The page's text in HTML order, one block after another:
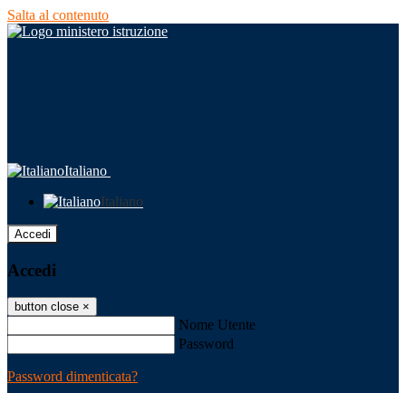
Salta al contenuto
Italiano
Italiano
Accedi
Accedi
button close ×
Nome Utente
Password
Password dimenticata?